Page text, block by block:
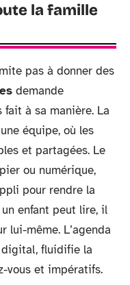
la famille
pas à donner des
demande
fait à sa manière. La
équipe, où les
et partagées. Le
ou numérique,
pour rendre la
enfant peut lire, il
lui-même. L’agenda
digital, fluidifie la
vous et impératifs.